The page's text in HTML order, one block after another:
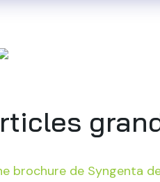
brochure de Syngenta